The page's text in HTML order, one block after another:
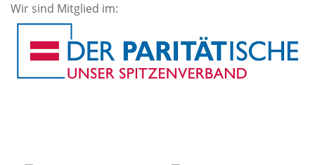
Wir sind Mitglied im: